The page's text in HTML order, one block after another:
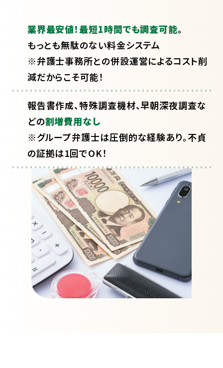
業界最安値！最短1時間でも調査可能。
もっとも無駄のない料金システム
※弁護士事務所との併設運営によるコスト削
減だからこそ可能！
報告書作成、特殊調査機材、早朝深夜調査な
どの割増費用なし
※グループ弁護士は圧倒的な経験あり。不貞
の証拠は1回でOK！